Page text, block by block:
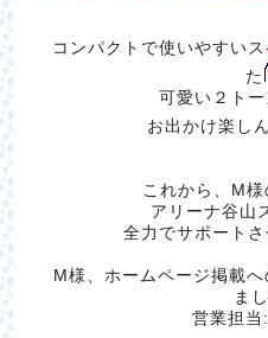
コンパクトで使いやすい
た
可愛い２ト
お出かけ楽し
これから、M
アリーナ谷山
全力でサポート
M様、ホームページ掲載
ま
営業担当